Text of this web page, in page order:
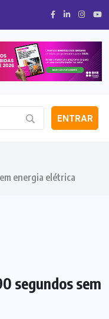
ENTRAR
energia elétrica
segundos sem